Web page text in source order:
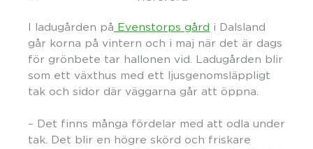
I ladugården på Evenstorps gård i Dalsland
går korna på vintern och i maj när det är dags
för grönbete tar hallonen vid. Ladugården blir
som ett växthus med ett ljusgenomsläppligt
tak och sidor där väggarna går att öppna.
– Det finns många fördelar med att odla under
tak. Det blir en högre skörd och friskare